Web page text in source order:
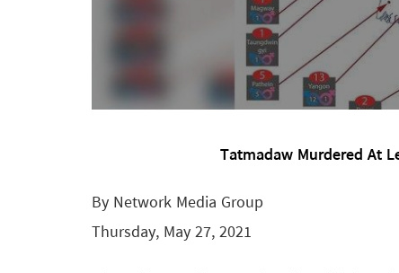
Tatmadaw Murdered At
By Network Media Group
Thursday, May 27, 2021